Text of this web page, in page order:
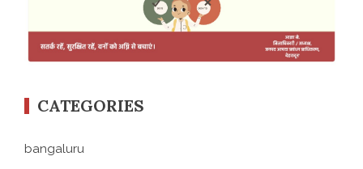
CATEGORIES
bangaluru